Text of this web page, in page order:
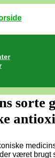
sorte
været brugt